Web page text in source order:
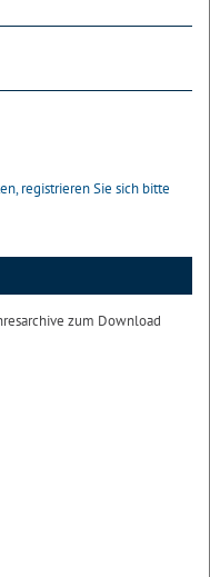
registrieren Sie sich bitte
zum Download